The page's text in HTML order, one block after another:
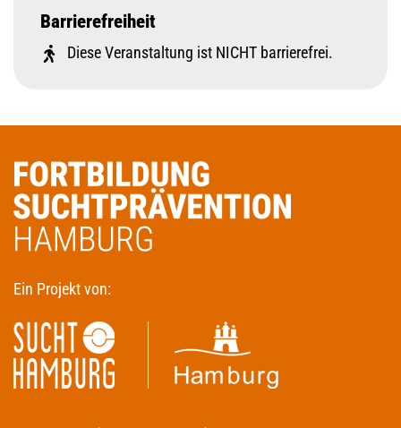
Barrierefreiheit
Diese Veranstaltung ist NICHT barrierefrei.
Ein Projekt von: